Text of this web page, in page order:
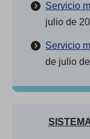
Servicio
julio de
Servicio
de julio